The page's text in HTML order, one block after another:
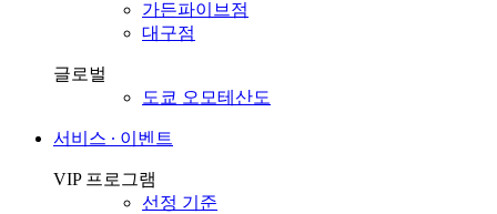
가든파이브점
대구점
글로벌
도쿄 오모테산도
서비스 ∙ 이벤트
VIP 프로그램
선정 기준